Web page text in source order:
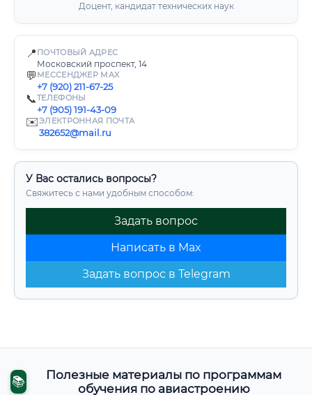
Доцент, кандидат технических наук
📍 ПОЧТОВЫЙ АДРЕС
Московский проспект, 14
💬 МЕССЕНДЖЕР MAX
+7 (920) 211-67-25
📞ТЕЛЕФОНЫ
+7 (905) 191-43-09
✉️ЭЛЕКТРОННАЯ ПОЧТА
382652@mail.ru
У Вас остались вопросы?
Свяжитесь с нами удобным способом:
Задать вопрос
Написать в Max
Задать вопрос в Telegram
📚
Полезные материалы по программам
обучения по авиастроению